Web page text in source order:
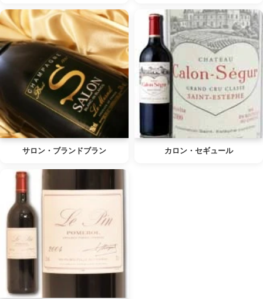
サロン・ブランドブラン カロン・セギュール